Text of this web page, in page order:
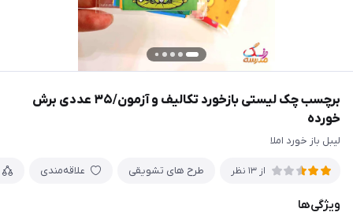
برچسب چک لیستی بازخورد تکالیف و آزمون/۳۵ عددی برش
خورده
لیبل باز خورد املا
از 13 نظر طرح های تشویقی علاقه‌مندی
ویژگی‌ها